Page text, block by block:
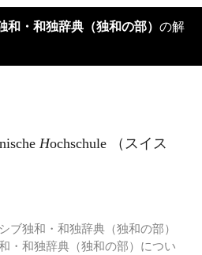
・和独辞典（独和の部） の解
Hochschule （スイス
ブ独和・和独辞典（独和の部）
・和独辞典（独和の部）につい